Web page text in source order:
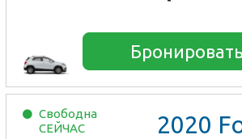
Свободна
СЕЙЧАС
2020 Ford